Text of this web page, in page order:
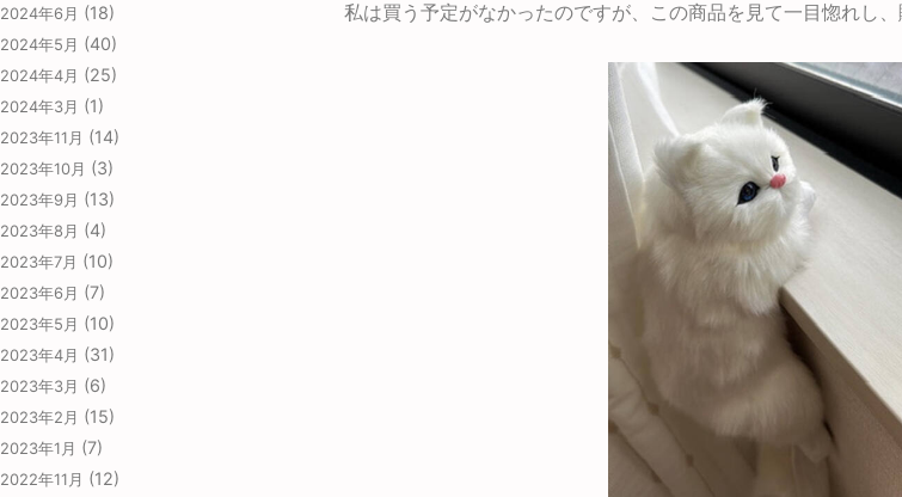
2024年6月 (18)
2024年5月 (40)
2024年4月 (25)
2024年3月 (1)
2023年11月 (14)
2023年10月 (3)
2023年9月 (13)
2023年8月 (4)
2023年7月 (10)
2023年6月 (7)
2023年5月 (10)
2023年4月 (31)
2023年3月 (6)
2023年2月 (15)
2023年1月 (7)
2022年11月 (12)
私は買う予定がなかったのですが、この商品を見て一目惚れし